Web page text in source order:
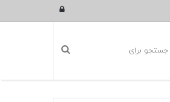
ورود